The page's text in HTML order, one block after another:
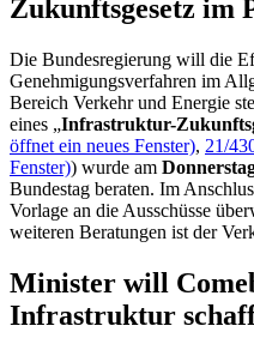
Zukunfts­gesetz im
Die Bundesregierung will die
Genehmigungsverfahren im
Bereich Verkehr und Energie
eines „Infrastruktur-
öffnet ein neues Fenster), 21/
Fenster)) wurde am
Bundestag beraten. Im
Vorlage an die Ausschüsse
weiteren Beratungen ist der
Minister will
Infrastruktur